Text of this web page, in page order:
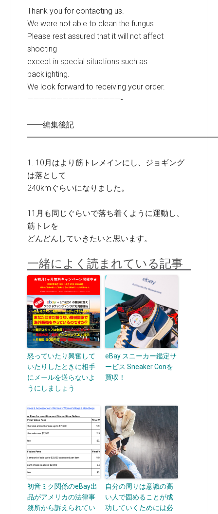
Thank you for contacting us.
We were not able to clean the fungus.
Please rest assured that it will not affect
shooting
except in special situations such as
backlighting.
We look forward to receiving your order.
————————————————-
━━編集後記
1. 10月はより筋トレメインにし、ジョギング
は落として
240kmぐらいになりました。
11月も同じぐらいで落ち着くように運動し、
筋トレを
どんどんしていきたいと思います。
一緒によく読まれている記事
怒っていたり興奮して
いたりしたときに相手
にメールを送らないよ
うにしましょう
eBay スニーカー鑑定サ
ービス Sneaker Conを
買収！
初音ミク関係のeBay出
品がアメリカの法律事
務所から訴えられてい
自分の周りは意識の高
い人で固めることが成
功していくためには必